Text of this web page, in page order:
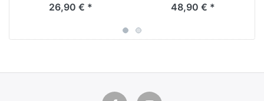
26,90 € * 48,90 € *